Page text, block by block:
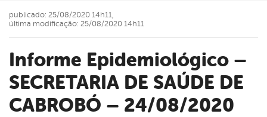
Informe Epidemiológico –
SECRETARIA DE SAÚDE DE
CABROBÓ – 24/08/2020
publicado: 25/08/2020 14h11,
última modificação: 25/08/2020 14h11